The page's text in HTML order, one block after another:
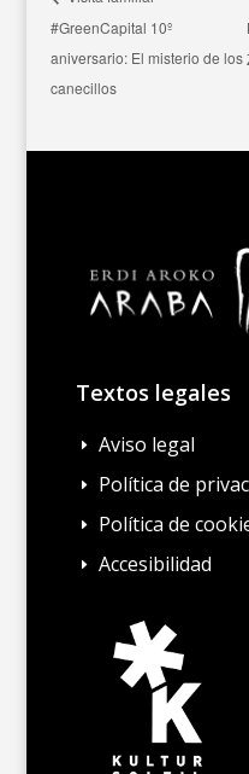
#GreenCapital 10º
aniversario: El misterio de los
canecillos
Textos legales
E Aviso legal
E Política de
E Política de
E Accesibilidad